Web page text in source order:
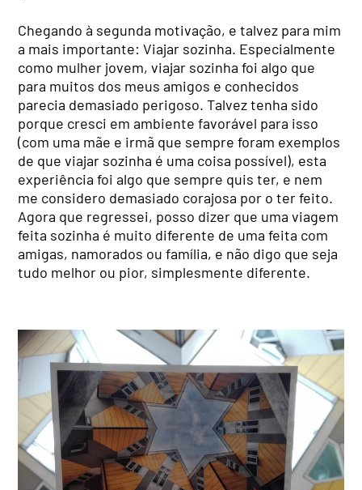
Chegando à segunda motivação, e talvez para mim
a mais importante: Viajar sozinha. Especialmente
como mulher jovem, viajar sozinha foi algo que
para muitos dos meus amigos e conhecidos
parecia demasiado perigoso. Talvez tenha sido
porque cresci em ambiente favorável para isso
(com uma mãe e irmã que sempre foram exemplos
de que viajar sozinha é uma coisa possível), esta
experiência foi algo que sempre quis ter, e nem
me considero demasiado corajosa por o ter feito.
Agora que regressei, posso dizer que uma viagem
feita sozinha é muito diferente de uma feita com
amigas, namorados ou família, e não digo que seja
tudo melhor ou pior, simplesmente diferente.